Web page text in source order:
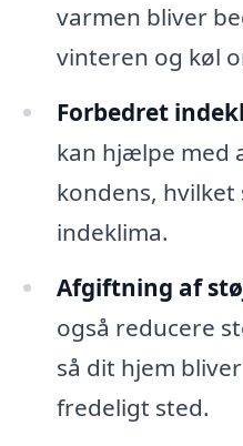
varmen bliver
vinteren og køl
Forbedret
kan hjælpe med
kondens,
indeklima.
Afgiftning af
også reducere
så dit hjem
fredeligt sted.